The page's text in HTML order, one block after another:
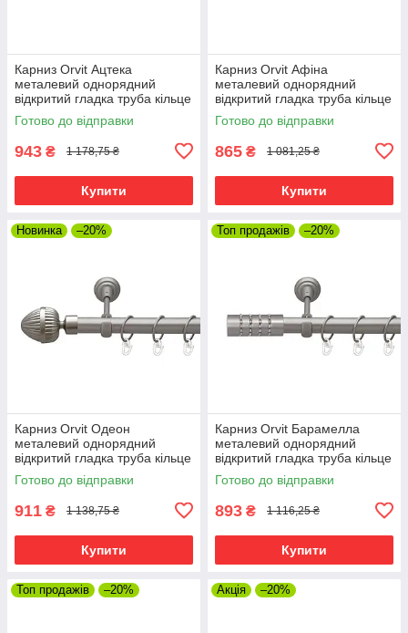
Карниз Orvit Ацтека
металевий однорядний
відкритий гладка труба кільце
металеве Сатин 25 мм 240
см (00-00010208)
Готово до відправки
943 ₴ 1 178,75 ₴
Купити
Карниз Orvit Афіна
металевий однорядний
відкритий гладка труба кільце
металеве Сатин 25 мм 240
см (00-00010204)
Готово до відправки
865 ₴ 1 081,25 ₴
Купити
Новинка –20%
Карниз Orvit Одеон
металевий однорядний
відкритий гладка труба кільце
металеве Сатин 25 мм 240
см (00-00010224)
Готово до відправки
911 ₴ 1 138,75 ₴
Купити
Топ продажів –20%
Карниз Orvit Барамелла
металевий однорядний
відкритий гладка труба кільце
металеве Сатин 25 мм 240
см (00-00010212)
Готово до відправки
893 ₴ 1 116,25 ₴
Купити
Топ продажів –20% Акція –20%